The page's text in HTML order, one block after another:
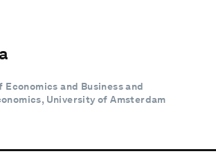
and Business and
University of Amsterdam